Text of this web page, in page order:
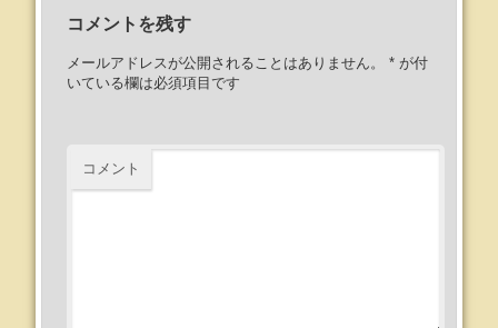
コメントを残す
メールアドレスが公開されることはありません。 *が付
いている欄は必須項目です
コメント